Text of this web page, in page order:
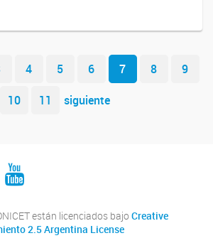
artículos
4 5 6 7 8
9
10
11 siguiente
Youtube
están licenciados bajo Creative
2.5 Argentina License